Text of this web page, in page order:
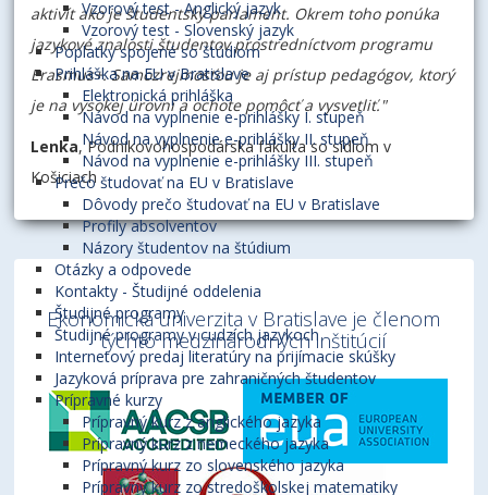
Vzorový test - Anglický jazyk
Vzorový test - Slovenský jazyk
Poplatky spojené so štúdiom
Prihláška na EU v Bratislave
Elektronická prihláška
Návod na vyplnenie e-prihlášky I. stupeň
Návod na vyplnenie e-prihlášky II. stupeň
Návod na vyplnenie e-prihlášky III. stupeň
Prečo študovať na EU v Bratislave
Dôvody prečo študovať na EU v Bratislave
Profily absolventov
Názory študentov na štúdium
Otázky a odpovede
Kontakty - Študijné oddelenia
Študijné programy
Študijné programy v cudzích jazykoch
Internetový predaj literatúry na prijímacie skúšky
Jazyková príprava pre zahraničných študentov
Prípravné kurzy
Prípravný kurz z anglického jazyka
Prípravný kurz z nemeckého jazyka
Prípravný kurz zo slovenského jazyka
Prípravný kurz zo stredoškolskej matematiky
aktivít ako je študentský parlament. Okrem toho ponúka
jazykové znalosti študentov prostredníctvom programu
Erasmus+. Samozrejmosťou je aj prístup pedagógov, ktorý
je na vysokej úrovni a ochote pomôcť a vysvetliť."
Lenka, Podnikovohospodárska fakulta so sídlom v
Košiciach
Ekonomická univerzita v Bratislave je členom
týchto medzinárodných inštitúcií